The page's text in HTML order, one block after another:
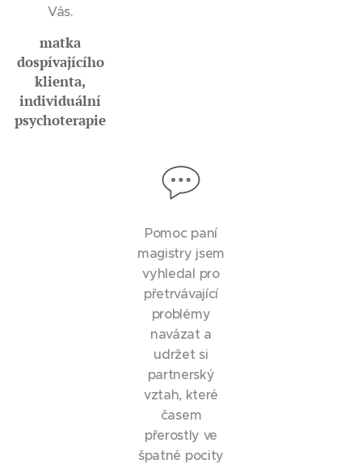
Vás.
matka
dospívajícího
klienta,
individuální
psychoterapie
Pomoc paní
magistry jsem
vyhledal pro
přetrvávající
problémy
navázat a
udržet si
partnerský
vztah, které
časem
přerostly ve
špatné pocity